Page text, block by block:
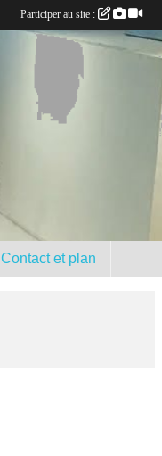
Contact et plan
Participer au site :